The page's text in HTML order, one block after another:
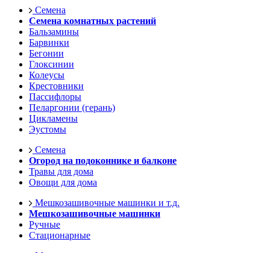
Семена
Семена комнатных растений
Бальзамины
Барвинки
Бегонии
Глоксинии
Колеусы
Крестовники
Пассифлоры
Пеларгонии (герань)
Цикламены
Эустомы
Семена
Огород на подоконнике и балконе
Травы для дома
Овощи для дома
Мешкозашивочные машинки и т.д.
Мешкозашивочные машинки
Ручные
Стационарные